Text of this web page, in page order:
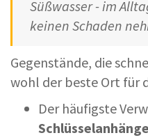
Süßwasser - im
keinen Schaden
Gegenstände, die
wohl der beste Ort für
Der häufigste